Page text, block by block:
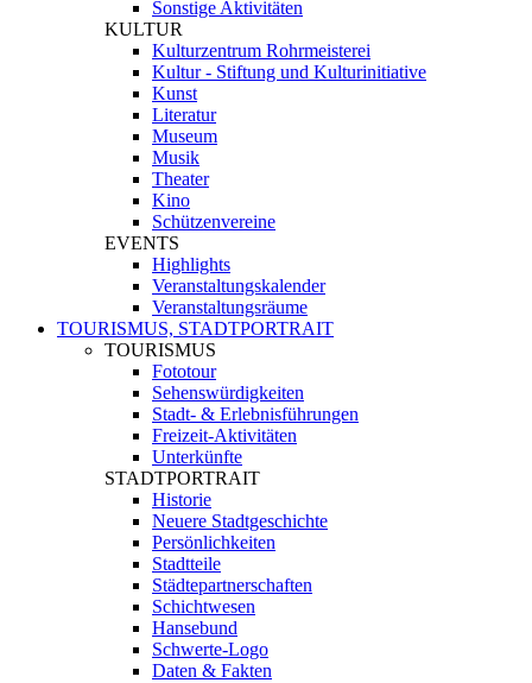
Sonstige Aktivitäten
KULTUR
Kulturzentrum Rohrmeisterei
Kultur - Stiftung und Kulturinitiative
Kunst
Literatur
Museum
Musik
Theater
Kino
Schützenvereine
EVENTS
Highlights
Veranstaltungskalender
Veranstaltungsräume
TOURISMUS, STADTPORTRAIT
TOURISMUS
Fototour
Sehenswürdigkeiten
Stadt- & Erlebnisführungen
Freizeit-Aktivitäten
Unterkünfte
STADTPORTRAIT
Historie
Neuere Stadtgeschichte
Persönlichkeiten
Stadtteile
Städtepartnerschaften
Schichtwesen
Hansebund
Schwerte-Logo
Daten & Fakten